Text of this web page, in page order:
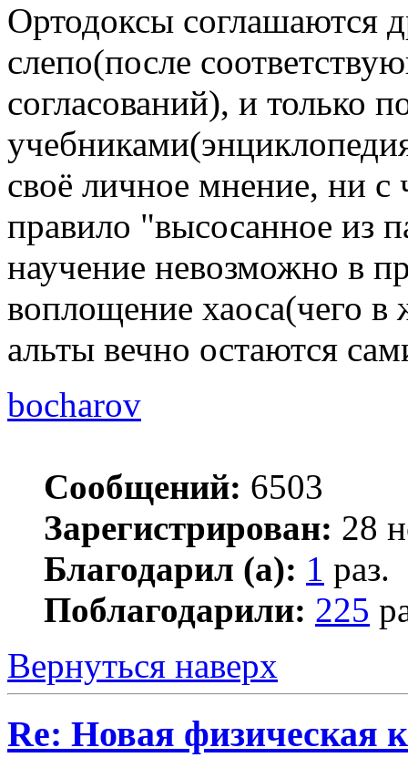
Ортодоксы соглашаются
слепо(после
согласований), и только
своё личное мнение, ни
правило "высосанное из
научение невозможно в
воплощение хаоса(чего в
альты вечно остаются
bocharov
Сообщений: 6503
Зарегистрирован: 28
Благодарил (а): 1 раз.
Поблагодарили: 225
Вернуться наверх
Re: Новая физическая